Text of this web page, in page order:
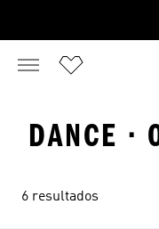
DANCE ·
6 resultados